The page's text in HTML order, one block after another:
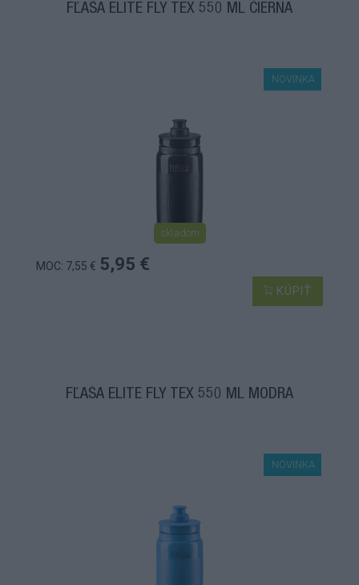
FĽAŠA ELITE FLY TEX 550 ML ČIERNA
NOVINKA
skladom
MOC: 7,55 € 5,95 €
KÚPIŤ
FĽAŠA ELITE FLY TEX 550 ML MODRÁ
NOVINKA